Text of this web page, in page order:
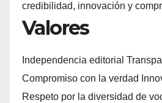
credibilidad, innovación y
Valores
Independencia editorial
Compromiso con la verdad
Respeto por la diversidad de